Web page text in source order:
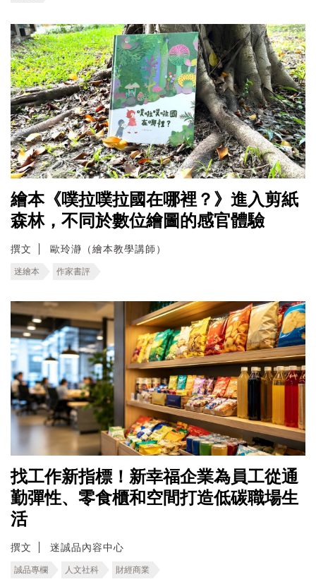
繪本《噗拉噗拉國在哪裡？》進入剪紙
森林，不同於數位繪圖的感官體驗
撰文 歐玲瀞（繪本教學講師）
迷繪本 作家書評
找工作新指標！新幸福企業為員工從通
勤彈性、零食櫃和空間打造低碳職場生
活
撰文 迷誠品內容中心
誠品專欄 人文社科 財經商業